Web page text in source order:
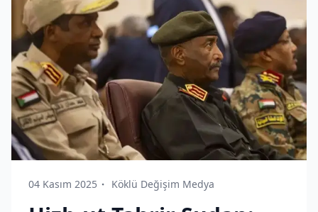
04 Kasım 2025 Köklü Değişim Medya